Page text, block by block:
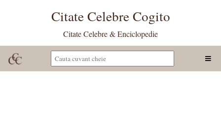
Citate Celebre Cogito
Citate Celebre & Enciclopedie